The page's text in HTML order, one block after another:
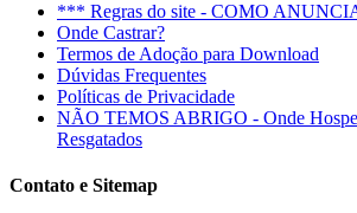
*** Regras do site - COMO
Onde Castrar?
Termos de Adoção para Download
Dúvidas Frequentes
Políticas de Privacidade
NÃO TEMOS ABRIGO - Onde
Resgatados
Contato e Sitemap